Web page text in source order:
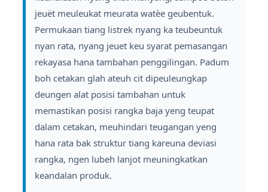
jeuët meuleukat meurata watèe geubentuk.
Permukaan tiang listrek nyang ka teubeuntuk
nyan rata, nyang jeuet keu syarat pemasangan
rekayasa hana tambahan penggilingan. Padum
boh cetakan glah ateuh cit dipeuleungkap
deungen alat posisi tambahan untuk
memastikan posisi rangka baja yeng teupat
dalam cetakan, meuhindari teugangan yeng
hana rata bak struktur tiang kareuna deviasi
rangka, ngen lubeh lanjot meuningkatkan
keandalan produk.